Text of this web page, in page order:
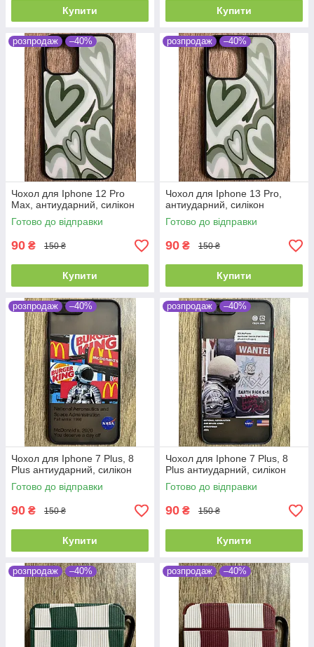
Купити Купити
розпродаж –40%
Чохол для Iphone 12 Pro
Max, антиударний, силікон
Готово до відправки
90 ₴ 150 ₴
Купити
розпродаж –40%
Чохол для Iphone 13 Pro,
антиударний, силікон
Готово до відправки
90 ₴ 150 ₴
Купити
розпродаж –40%
Чохол для Iphone 7 Plus, 8
Plus антиударний, силікон
Готово до відправки
90 ₴ 150 ₴
Купити
розпродаж –40%
Чохол для Iphone 7 Plus, 8
Plus антиударний, силікон
Готово до відправки
90 ₴ 150 ₴
Купити
розпродаж –40% розпродаж –40%